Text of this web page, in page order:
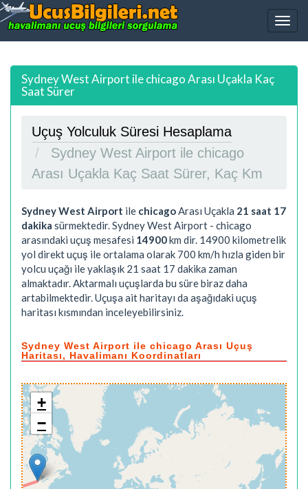
Sydney West Airport ile chicago Arası Uçakla Kaç
Saat Sürer
Uçuş Yolculuk Süresi Hesaplama
Sydney West Airport ile chicago
Arası Uçakla Kaç Saat Sürer, Kaç Km
Sydney West Airport ile chicago Arası Uçakla 21 saat 17
dakika sürmektedir. Sydney West Airport - chicago
arasındaki uçuş mesafesi 14900km dir. 14900 kilometrelik
yol direkt uçuş ile ortalama olarak 700 km/h hızla giden bir
yolcu uçağı ile yaklaşık 21 saat 17 dakika zaman
almaktadır. Aktarmalı uçuşlarda bu süre biraz daha
artabilmektedir. Uçuşa ait haritayı da aşağıdaki uçuş
haritası kısmından inceleyebilirsiniz.
Sydney West Airport ile chicago Arası Uçuş
Haritası, Havalimanı Koordinatları
+
−